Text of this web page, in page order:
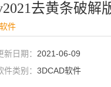
去黄条破解
件
新日期： 2021-06-09
件类别： 3DCAD软件